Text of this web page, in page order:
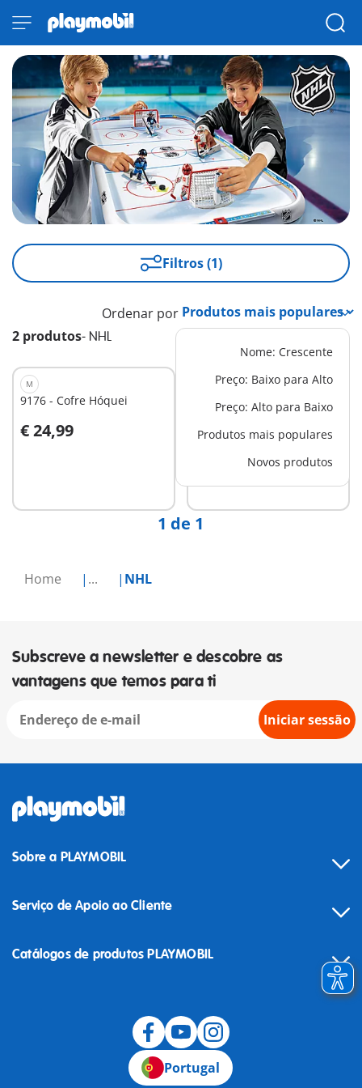
Home ... NHL
Filtros (1)
2 produtos- NHL
Ordenar por
Nome: Crescente
Preço: Baixo para Alto
Preço: Alto para Baixo
Produtos mais populares
Novos produtos
M
9176 - Cofre Hóquei
€ 24,99
Ao carrinho
9293 - NHL Campo de
Hockey Maletín
€ 49,99
Ao carrinho
1 de 1
Subscreve a newsletter e descobre as
vantagens que temos para ti
Iniciar sessão
Sobre a PLAYMOBIL
Serviço de Apoio ao Cliente
Catálogos de produtos PLAYMOBIL
Portugal